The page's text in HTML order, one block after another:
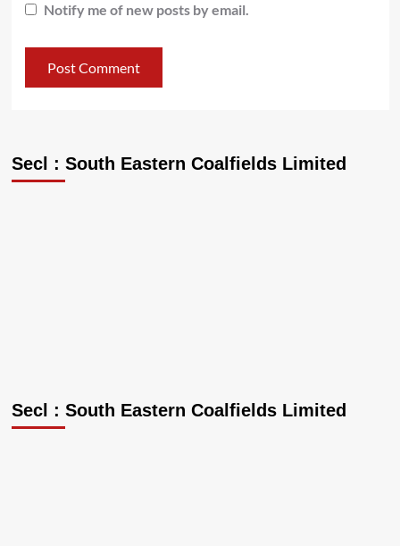
Notify me of new posts by email.
Secl : South Eastern Coalfields Limited
Secl : South Eastern Coalfields Limited